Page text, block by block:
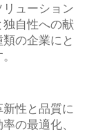
ューション
自性への献
の企業にと
性と品質に
の最適化、